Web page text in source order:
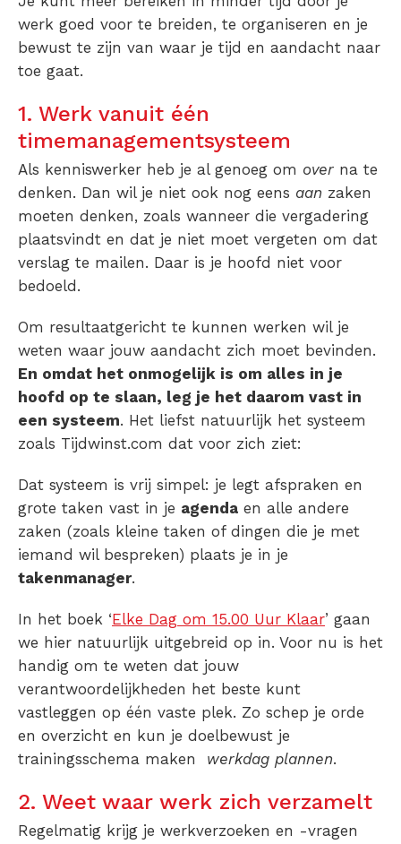
werk goed voor te breiden, te organiseren en je
bewust te zijn van waar je tijd en aandacht naar
toe gaat.
1. Werk vanuit één
timemanagementsysteem
Als kenniswerker heb je al genoeg om over na te
denken. Dan wil je niet ook nog eens aan zaken
moeten denken, zoals wanneer die vergadering
plaatsvindt en dat je niet moet vergeten om dat
verslag te mailen. Daar is je hoofd niet voor
bedoeld.
Om resultaatgericht te kunnen werken wil je
weten waar jouw aandacht zich moet bevinden.
En omdat het onmogelijk is om alles in je
hoofd op te slaan, leg je het daarom vast in
een systeem. Het liefst natuurlijk het systeem
zoals Tijdwinst.com dat voor zich ziet:
Dat systeem is vrij simpel: je legt afspraken en
grote taken vast in je agenda en alle andere
zaken (zoals kleine taken of dingen die je met
iemand wil bespreken) plaats je in je
takenmanager.
In het boek ‘Elke Dag om 15.00 Uur Klaar’ gaan
we hier natuurlijk uitgebreid op in. Voor nu is het
handig om te weten dat jouw
verantwoordelijkheden het beste kunt
vastleggen op één vaste plek. Zo schep je orde
en overzicht en kun je doelbewust je
trainingsschema maken werkdag plannen.
2. Weet waar werk zich verzamelt
Regelmatig krijg je werkverzoeken en -vragen